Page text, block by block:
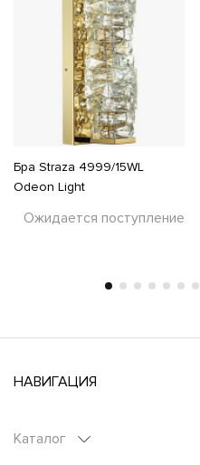
Бра Straza 4999/15WL
Odeon Light
Ожидается поступление
НАВИГАЦИЯ
Каталог